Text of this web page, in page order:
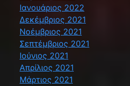
Ιανουάριος 2022
Δεκέμβριος 2021
Νοέμβριος 2021
Σεπτέμβριος 2021
Ιούνιος 2021
Απρίλιος 2021
Μάρτιος 2021